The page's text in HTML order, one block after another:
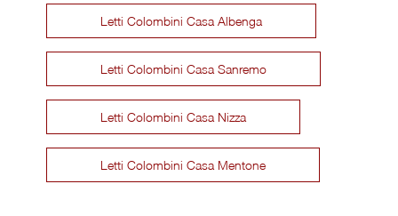
Letti Colombini Casa Albenga
Letti Colombini Casa Sanremo
Letti Colombini Casa Nizza
Letti Colombini Casa Mentone